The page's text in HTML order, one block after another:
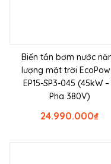
Biến tần bơm nước
lượng mặt trời
EP15-SP3-045 (45kW –
Pha 380V)
₫
24.990.000